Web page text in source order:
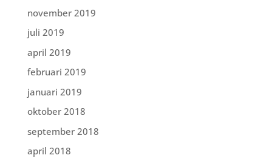
november 2019
juli 2019
april 2019
februari 2019
januari 2019
oktober 2018
september 2018
april 2018